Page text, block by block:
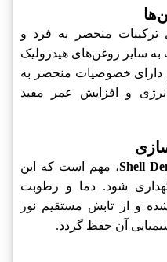
ترکیبات منحصر به فرد و
به سایر روغن‌های هیدرولیک
دارای خصوصیات منحصر به
و افزایش عمر مفید
Shell، مهم است که این
شود. دما و رطوبت
و از تابش مستقیم نور
آن حفظ گردد.